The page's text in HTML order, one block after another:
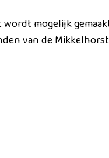
mogelijk
van de